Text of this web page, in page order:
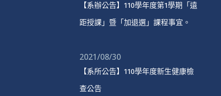
【系辦公告】110學年度第1學期「遠
距授課」暨「加退選」課程事宜。
2021/08/30
【系所公告】110學年度新生健康檢
查公告